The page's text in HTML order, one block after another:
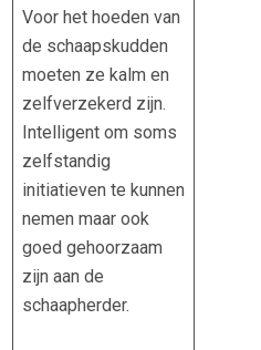
Voor het hoeden van
de schaapskudden
moeten ze kalm en
zelfverzekerd zijn.
Intelligent om soms
zelfstandig
initiatieven te kunnen
nemen maar ook
goed gehoorzaam
zijn aan de
schaapherder.